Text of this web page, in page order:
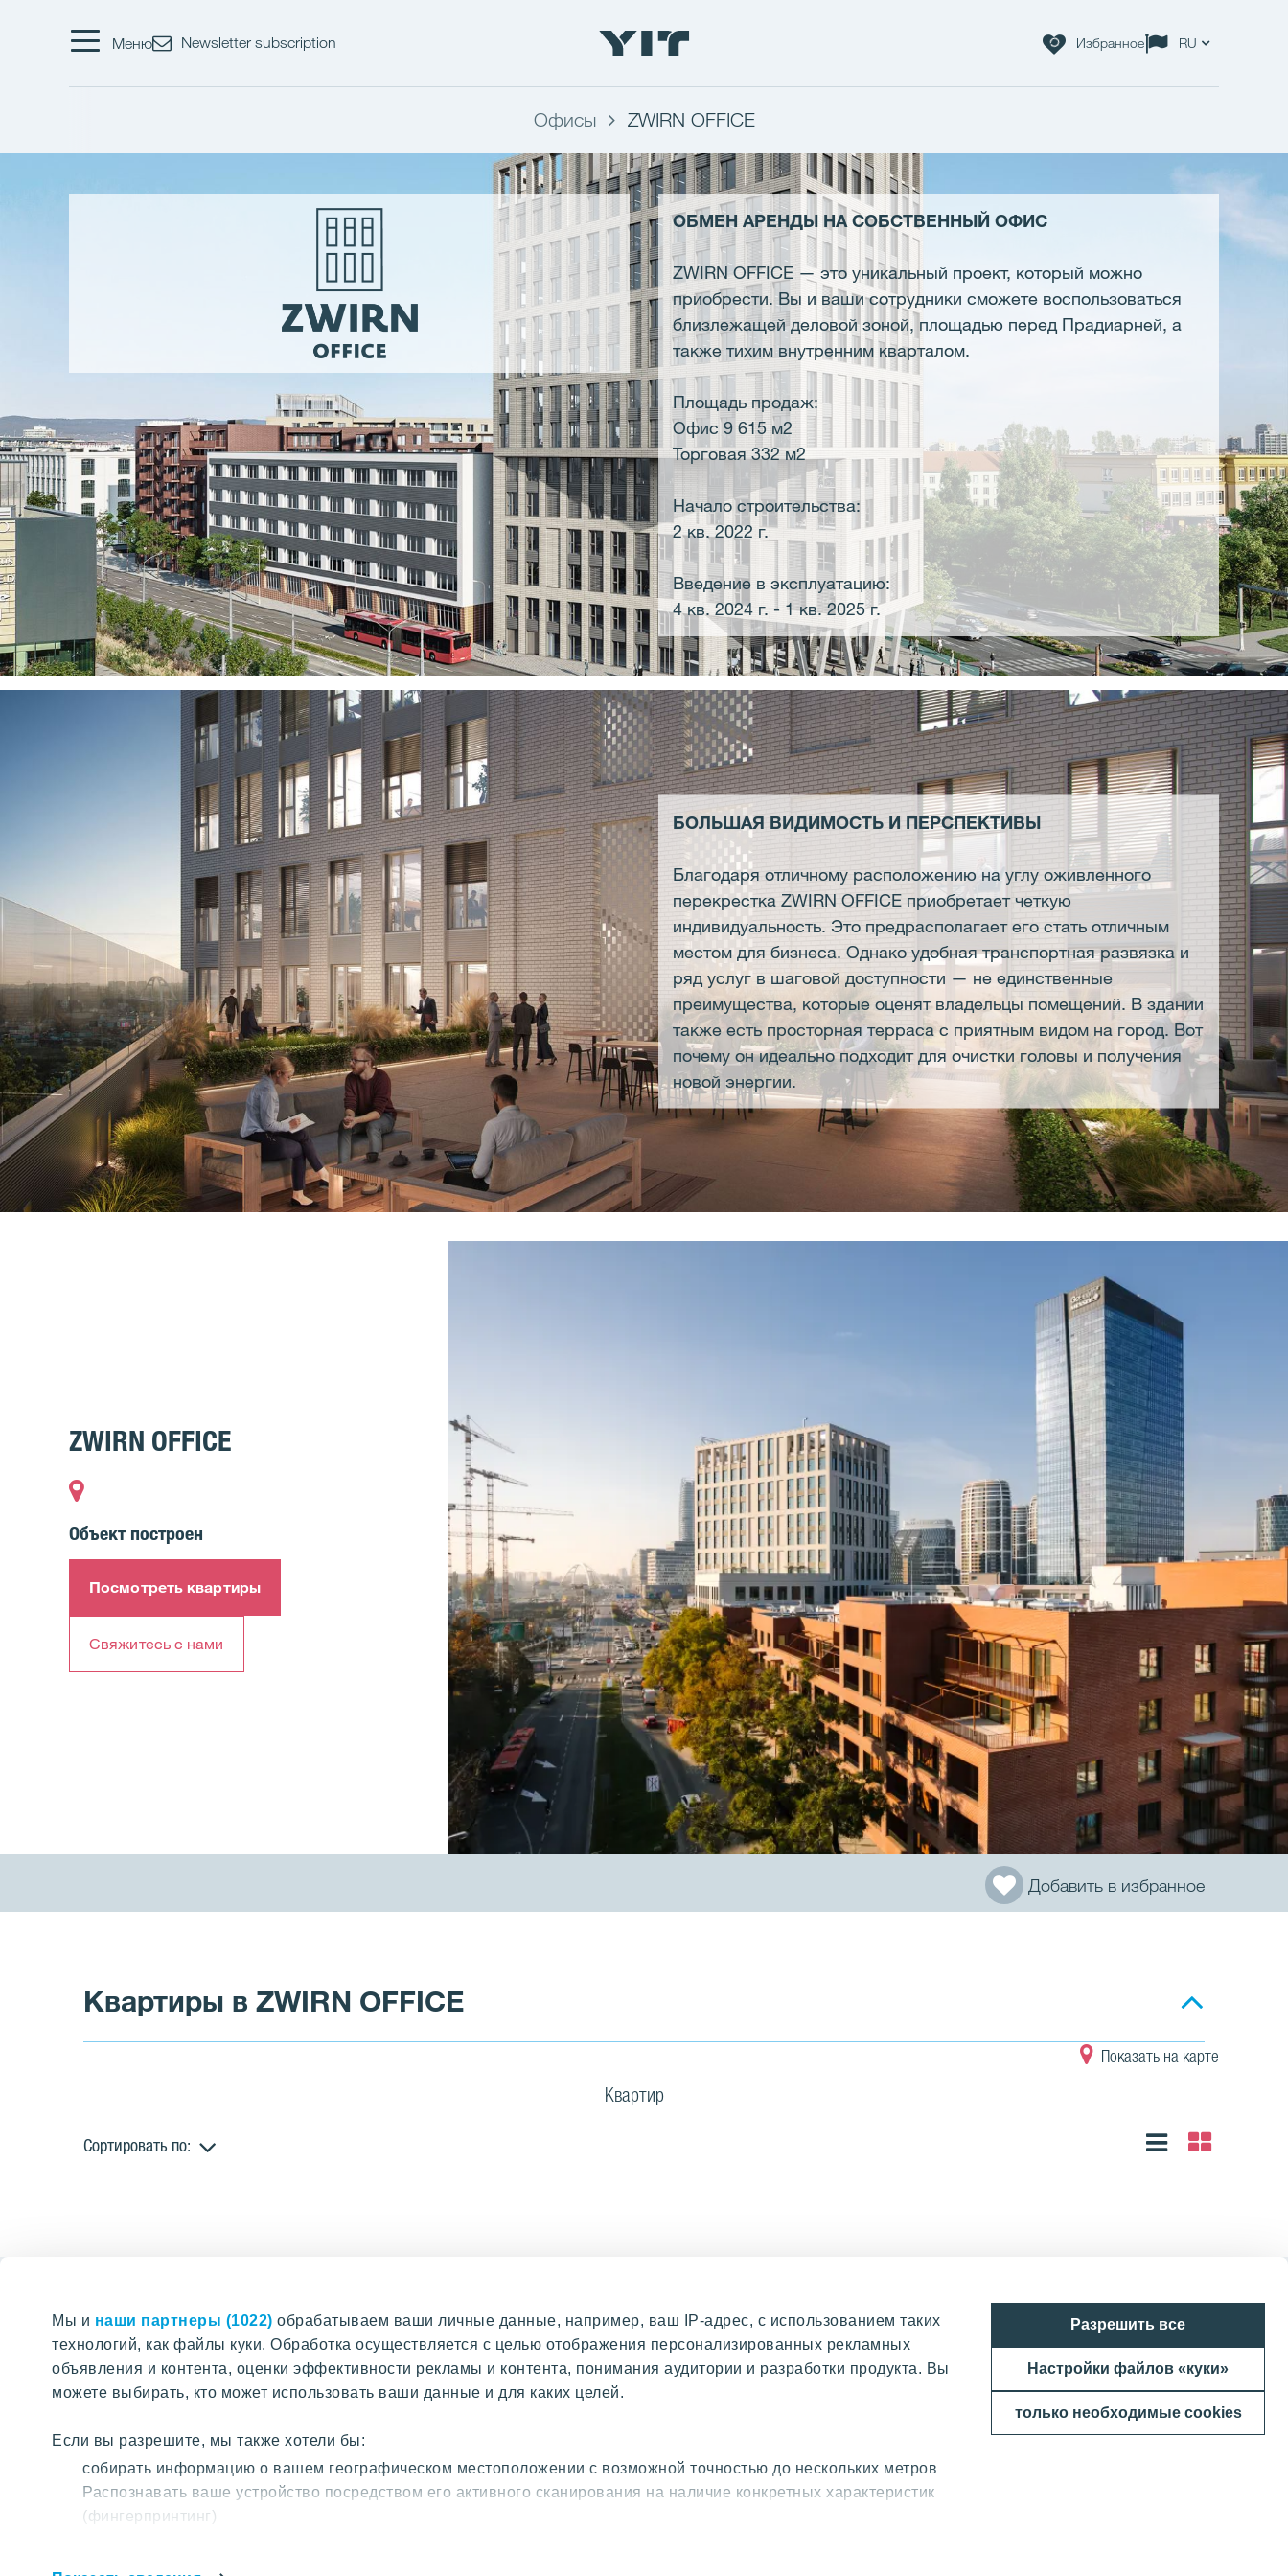
Мы и наши партнеры (1022) обрабатываем ваши личные данные, например, ваш IP-адрес, с использованием таких
технологий, как файлы куки. Обработка осуществляется с целью отображения персонализированных рекламных
объявления и контента, оценки эффективности рекламы и контента, понимания аудитории и разработки продукта. Вы
можете выбирать, кто может использовать ваши данные и для каких целей.
Если вы разрешите, мы также хотели бы:
собирать информацию о вашем географическом местоположении с возможной точностью до нескольких метров
Распознавать ваше устройство посредством его активного сканирования на наличие конкретных характеристик
(фингерпринтинг)
Разрешить все
Настройки файлов «куки»
только необходимые cookies
Меню Newsletter subscription Избранное RU
Офисы ZWIRN OFFICE
ОБМЕН АРЕНДЫ НА СОБСТВЕННЫЙ ОФИС
ZWIRN OFFICE — это уникальный проект, который можно
приобрести. Вы и ваши сотрудники сможете воспользоваться
близлежащей деловой зоной, площадью перед Прадиарней, а
также тихим внутренним кварталом.
Площадь продаж:
Офис 9 615 м2
Торговая 332 м2
Начало строительства:
2 кв. 2022 г.
Введение в эксплуатацию:
4 кв. 2024 г. - 1 кв. 2025 г.
БОЛЬШАЯ ВИДИМОСТЬ И ПЕРСПЕКТИВЫ
Благодаря отличному расположению на углу оживленного
перекрестка ZWIRN OFFICE приобретает четкую
индивидуальность. Это предрасполагает его стать отличным
местом для бизнеса. Однако удобная транспортная развязка и
ряд услуг в шаговой доступности — не единственные
преимущества, которые оценят владельцы помещений. В здании
также есть просторная терраса с приятным видом на город. Вот
почему он идеально подходит для очистки головы и получения
новой энергии.
ZWIRN OFFICE
Объект построен
Посмотреть квартиры
Свяжитесь с нами​
Добавить в избранное
Квартиры в ZWIRN OFFICE
Показать на карте
Квартир
Сортировать по: Список
р
т
и
р
Вместе мы создаем живой город
ПОИСК ПО ПОРТАЛУ
Найти нужные страницы на нашем
портале